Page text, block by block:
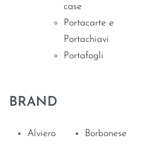
case
Portacarte e
Portachiavi
Portafogli
BRAND
Alviero
Borbonese